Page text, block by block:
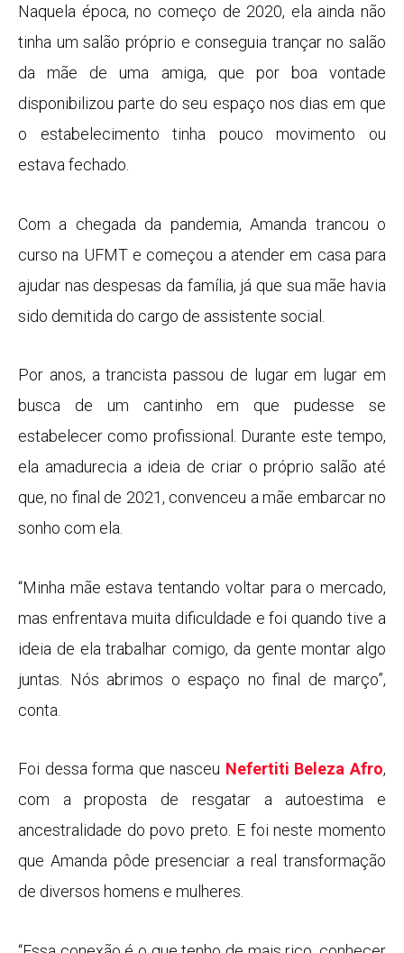
Naquela época, no começo de 2020, ela ainda não
tinha um salão próprio e conseguia trançar no salão
da mãe de uma amiga, que por boa vontade
disponibilizou parte do seu espaço nos dias em que
o estabelecimento tinha pouco movimento ou
estava fechado.
Com a chegada da pandemia, Amanda trancou o
curso na UFMT e começou a atender em casa para
ajudar nas despesas da família, já que sua mãe havia
sido demitida do cargo de assistente social.
Por anos, a trancista passou de lugar em lugar em
busca de um cantinho em que pudesse se
estabelecer como profissional. Durante este tempo,
ela amadurecia a ideia de criar o próprio salão até
que, no final de 2021, convenceu a mãe embarcar no
sonho com ela.
“Minha mãe estava tentando voltar para o mercado,
mas enfrentava muita dificuldade e foi quando tive a
ideia de ela trabalhar comigo, da gente montar algo
juntas. Nós abrimos o espaço no final de março”,
conta.
Foi dessa forma que nasceu Nefertiti Beleza Afro,
com a proposta de resgatar a autoestima e
ancestralidade do povo preto. E foi neste momento
que Amanda pôde presenciar a real transformação
de diversos homens e mulheres.